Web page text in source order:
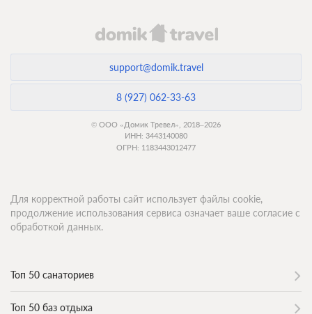
support@domik.travel
8 (927) 062-33-63
© ООО «Домик Тревел», 2018–2026
ИНН: 3443140080
ОГРН: 1183443012477
Топ 50 санаториев
Топ 50 баз отдыха
Для корректной работы сайт использует файлы cookie,
продолжение использования сервиса означает ваше согласие с
обработкой данных.